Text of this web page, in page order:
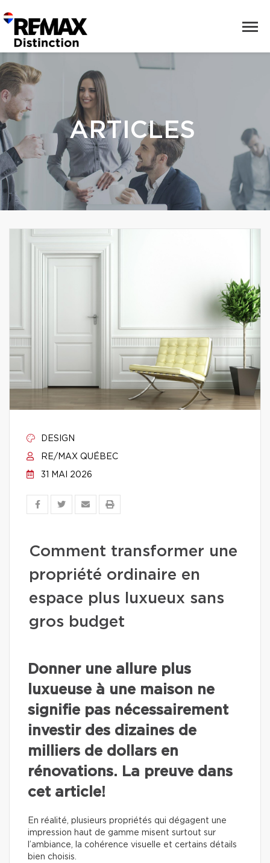
ARTICLES
DESIGN
RE/MAX QUÉBEC
31 MAI 2026
Comment transformer une
propriété ordinaire en
espace plus luxueux sans
gros budget
Donner une allure plus
luxueuse à une maison ne
signifie pas nécessairement
investir des dizaines de
milliers de dollars en
rénovations. La preuve dans
cet article!
En réalité, plusieurs propriétés qui dégagent une
impression haut de gamme misent surtout sur
l’ambiance, la cohérence visuelle et certains détails
bien choisis.